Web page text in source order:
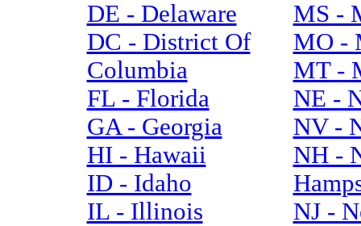
DE - Delaware
DC - District Of
Columbia
FL - Florida
GA - Georgia
HI - Hawaii
ID - Idaho
IL - Illinois
MS -
MO -
MT -
NE -
NV -
NH -
NJ -